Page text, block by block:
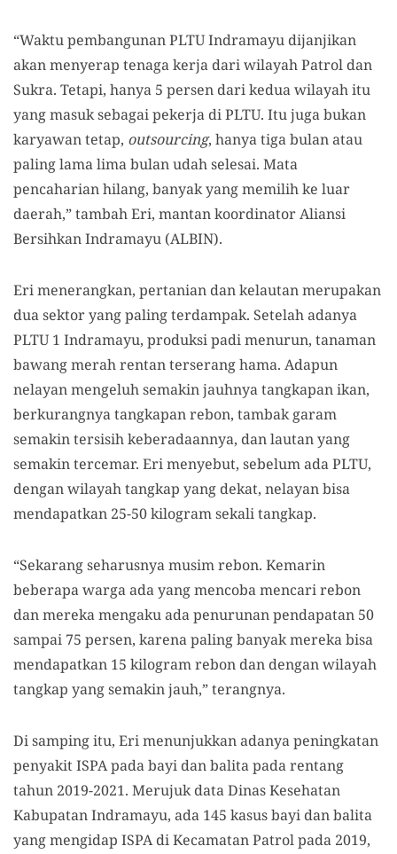
“Waktu pembangunan PLTU Indramayu dijanjikan
akan menyerap tenaga kerja dari wilayah Patrol dan
Sukra. Tetapi, hanya 5 persen dari kedua wilayah itu
yang masuk sebagai pekerja di PLTU. Itu juga bukan
karyawan tetap, outsourcing, hanya tiga bulan atau
paling lama lima bulan udah selesai. Mata
pencaharian hilang, banyak yang memilih ke luar
daerah,” tambah Eri, mantan koordinator Aliansi
Bersihkan Indramayu (ALBIN).
Eri menerangkan, pertanian dan kelautan merupakan
dua sektor yang paling terdampak. Setelah adanya
PLTU 1 Indramayu, produksi padi menurun, tanaman
bawang merah rentan terserang hama. Adapun
nelayan mengeluh semakin jauhnya tangkapan ikan,
berkurangnya tangkapan rebon, tambak garam
semakin tersisih keberadaannya, dan lautan yang
semakin tercemar. Eri menyebut, sebelum ada PLTU,
dengan wilayah tangkap yang dekat, nelayan bisa
mendapatkan 25-50 kilogram sekali tangkap.
“Sekarang seharusnya musim rebon. Kemarin
beberapa warga ada yang mencoba mencari rebon
dan mereka mengaku ada penurunan pendapatan 50
sampai 75 persen, karena paling banyak mereka bisa
mendapatkan 15 kilogram rebon dan dengan wilayah
tangkap yang semakin jauh,” terangnya.
Di samping itu, Eri menunjukkan adanya peningkatan
penyakit ISPA pada bayi dan balita pada rentang
tahun 2019-2021. Merujuk data Dinas Kesehatan
Kabupatan Indramayu, ada 145 kasus bayi dan balita
yang mengidap ISPA di Kecamatan Patrol pada 2019,